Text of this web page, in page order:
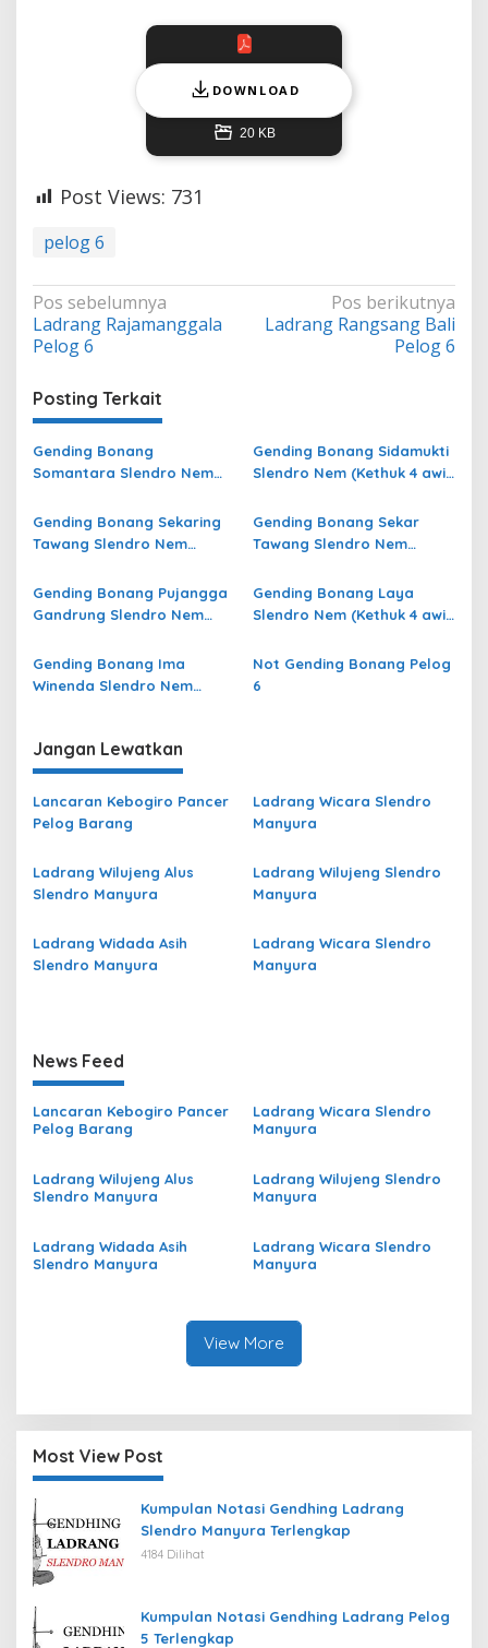
DOWNLOAD
20 KB
Post Views: 731
pelog 6
Navigasi
pos
Pos sebelumnya
Ladrang Rajamanggala
Pelog 6
Pos berikutnya
Ladrang Rangsang Bali
Pelog 6
Posting Terkait
Gending Bonang
Somantara Slendro Nem
Pelog 6
Gending Bonang Sidamukti
Slendro Nem (Kethuk 4 awis
Gending Bonang Sekaring
Tawang Slendro Nem
Pelog 6
Gending Bonang Sekar
Tawang Slendro Nem
Pelog 6
Gending Bonang Pujangga
Gandrung Slendro Nem
Pelog 6
Gending Bonang Laya
Slendro Nem (Kethuk 4 awis
Gending Bonang Ima
Winenda Slendro Nem
Not Gending Bonang Pelog
6
Jangan Lewatkan
Lancaran Kebogiro Pancer
Pelog Barang
Ladrang Wicara Slendro
Manyura
Ladrang Wilujeng Alus
Slendro Manyura
Ladrang Wilujeng Slendro
Manyura
Ladrang Widada Asih
Slendro Manyura
Ladrang Wicara Slendro
Manyura
News Feed
Lancaran Kebogiro Pancer
Pelog Barang
Ladrang Wicara Slendro
Manyura
Ladrang Wilujeng Alus
Slendro Manyura
Ladrang Wilujeng Slendro
Manyura
Ladrang Widada Asih
Slendro Manyura
Ladrang Wicara Slendro
Manyura
View More
Most View Post
Kumpulan Notasi Gendhing Ladrang
Slendro Manyura Terlengkap
4184 Dilihat
Kumpulan Notasi Gendhing Ladrang Pelog
5 Terlengkap